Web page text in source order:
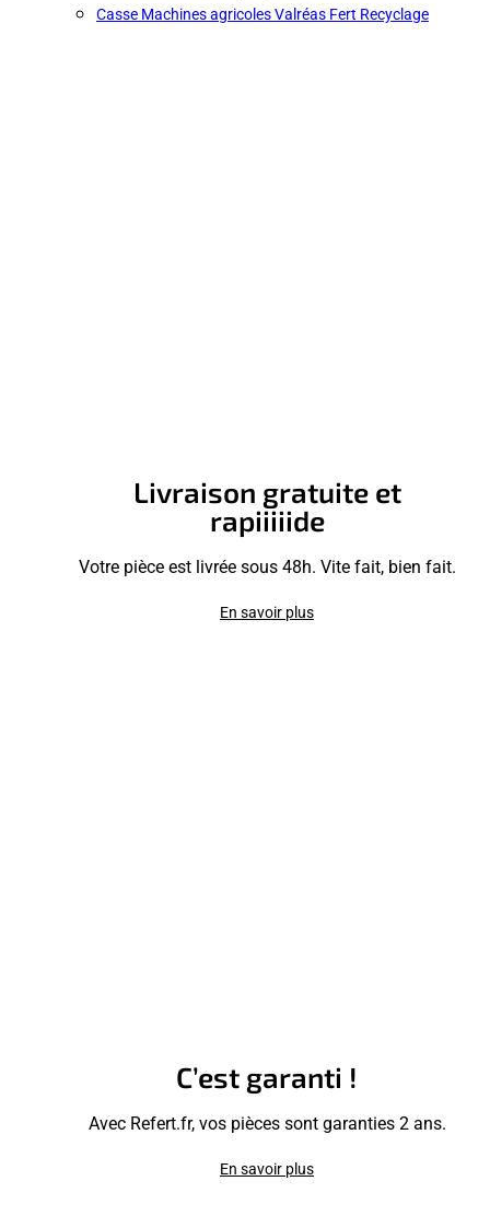
Casse Machines agricoles Valréas Fert Recyclage
Livraison gratuite et
rapiiiiide
Votre pièce est livrée sous 48h. Vite fait, bien fait.
En savoir plus
C’est garanti !
Avec Refert.fr, vos pièces sont garanties 2 ans.
En savoir plus